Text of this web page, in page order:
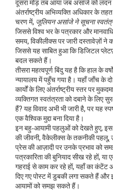
दूसरा मोड़ तब आया जब असांजे को
अंतर्राष्ट्रीय अभिव्यक्ति अधिकार के
चरण में, जूलियन असांजे ने सूचना
जिससे विश्व भर के पत्रकार और
समय, विकीलीक्स पर जारी दस्तावेज़ों ने
जिससे यह साबित हुआ कि डिजिटल
बदल सकते हैं।
तीसरा महत्वपूर्ण बिंदु यह है कि हाल के
न्यायालय में पहुँच गया है। यहाँ जाँच के
कार्यों के लिए अंतर्राष्ट्रीय स्तर पर
व्यक्तिगत स्वतंत्रता को दबाने के लिए
हैं? यह विवाद अभी भी जारी है, पर यह
एक वैश्विक मुद्दा बना दिया है।
इन बहु‑आयामी पहलुओं को देखते हुए,
की जीवनी, वैकेलीक्स के तकनीकी पहलू,
प्रेस की आज़ादी पर उनके प्रभाव को
पत्रकारिता की बुनियाद सीख रहे हों,
गहराई से काम कर रहे हों, यहाँ का
दिए गए पोस्ट में डुबकी लगा सकते हैं
आयामों को समझ सकते हैं।